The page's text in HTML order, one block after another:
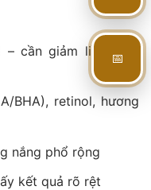
cần giảm liều theo
BHA), retinol, hương
nắng phổ rộng
kết quả rõ rệt
📅